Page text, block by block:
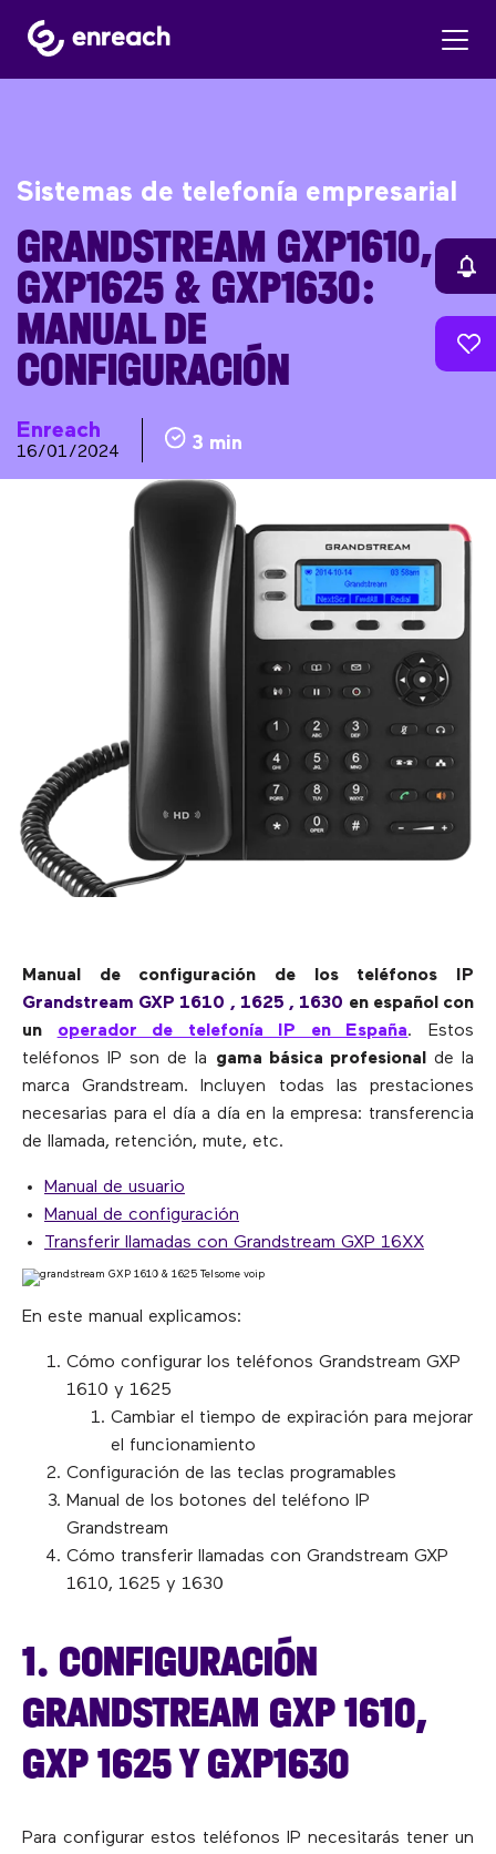
Sistemas de telefonía empresarial
GRANDSTREAM GXP1610,
GXP1625 & GXP1630:
MANUAL DE
CONFIGURACIÓN
Enreach
16/01/2024 3 min
Manual de configuración de los teléfonos IP
Grandstream GXP 1610 , 1625 , 1630 en español con
un operador de telefonía IP en España. Estos
teléfonos IP son de la gama básica profesional
de la
marca Grandstream. Incluyen todas las prestaciones
necesarias para el día a día en la empresa: transferencia
de llamada, retención, mute, etc.
Manual de usuario
Manual de configuración
Transferir llamadas con Grandstream GXP 16XX
En este manual explicamos:
Cómo configurar los teléfonos Grandstream GXP
1610 y 1625
Cambiar el tiempo de expiración para mejorar
el funcionamiento
Configuración de las teclas programables
Manual de los botones del teléfono IP
Grandstream
Cómo transferir llamadas con Grandstream GXP
1610, 1625 y 1630
1. CONFIGURACIÓN
GRANDSTREAM GXP 1610,
GXP 1625 Y GXP1630
Para configurar estos teléfonos IP necesitarás tener un